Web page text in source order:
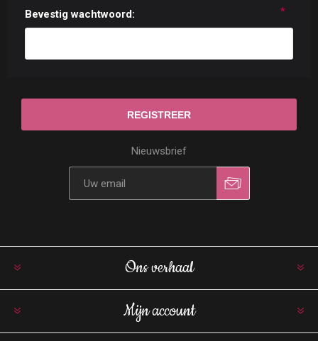
Bevestig wachtwoord: *
Nieuwsbrief
Ons verhaal
Mijn account